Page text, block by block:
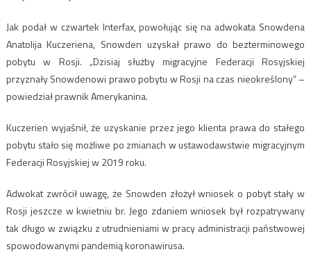
Jak podał w czwartek Interfax, powołując się na adwokata Snowdena
Anatolija Kuczeriena, Snowden uzyskał prawo do bezterminowego
pobytu w Rosji. „Dzisiaj służby migracyjne Federacji Rosyjskiej
przyznały Snowdenowi prawo pobytu w Rosji na czas nieokreślony” –
powiedział prawnik Amerykanina.
Kuczerien wyjaśnił, że uzyskanie przez jego klienta prawa do stałego
pobytu stało się możliwe po zmianach w ustawodawstwie migracyjnym
Federacji Rosyjskiej w 2019 roku.
Adwokat zwrócił uwagę, że Snowden złożył wniosek o pobyt stały w
Rosji jeszcze w kwietniu br. Jego zdaniem wniosek był rozpatrywany
tak długo w związku z utrudnieniami w pracy administracji państwowej
spowodowanymi pandemią koronawirusa.